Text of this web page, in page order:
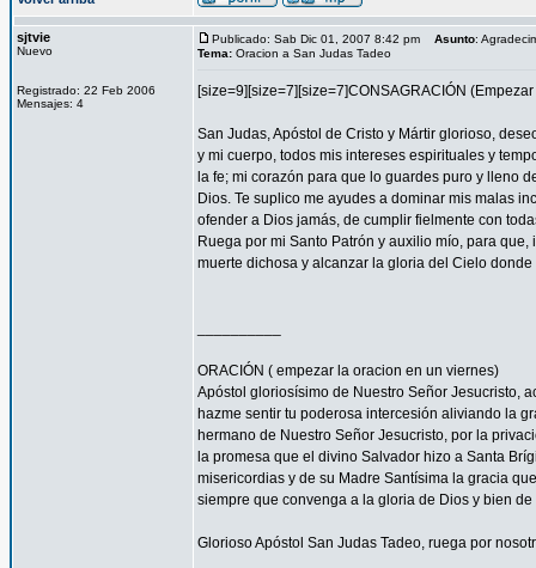
sjtvie
Nuevo
Registrado: 22 Feb 2006
Mensajes: 4
Publicado: Sab Dic 01, 2007 8:42 pm Asunto:
Tema: Oracion a San Judas Tadeo
[size=9][size=7][size=7]CONSAGRACIÓN
San Judas, Apóstol de Cristo y Mártir glorioso,
y mi cuerpo, todos mis intereses espirituales y
la fe; mi corazón para que lo guardes puro y lleno
Dios. Te suplico me ayudes a dominar mis malas
ofender a Dios jamás, de cumplir fielmente con
Ruega por mi Santo Patrón y auxilio mío, para
muerte dichosa y alcanzar la gloria del Cielo
ORACIÓN ( empezar la oracion en un viernes)
Apóstol gloriosísimo de Nuestro Señor Jesucristo,
hazme sentir tu poderosa intercesión aliviando la
hermano de Nuestro Señor Jesucristo, por la
la promesa que el divino Salvador hizo a Santa
misericordias y de su Madre Santísima la gracia
siempre que convenga a la gloria de Dios y bien de
Glorioso Apóstol San Judas Tadeo, ruega por